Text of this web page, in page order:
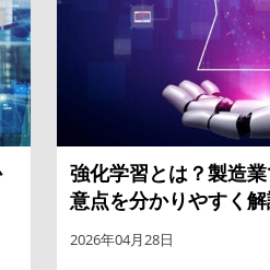
強化学習とは？製造
意点を分かりやすく
2026年04月28日